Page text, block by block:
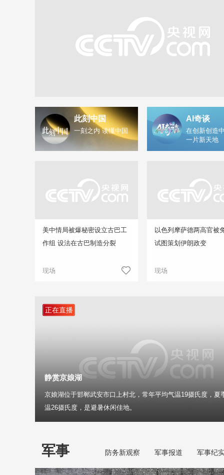
此刻中国
一刻之内 读懂中国
AI奇谈
在创新创造
一片新天地
美中情局被爆秘密设立古巴工
作组 设法在古巴制造分裂
现场
以色列摩萨德两高官被
试图策划伊朗政变
现场
正在直播
静赏京娘湖
京娘湖位于邯郸武安市口上村北，常年平均气温19摄氏度，夏
温26摄氏度，是避暑休闲佳地。
军事 防务新观察 军事报道 军事纪